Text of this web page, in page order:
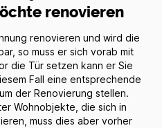
renovieren
renovieren und wird die
so muss er sich vorab mit
die Tür setzen kann er Sie
Fall eine entsprechende
der Renovierung stellen.
Wohnobjekte, die sich in
muss dies aber vorher